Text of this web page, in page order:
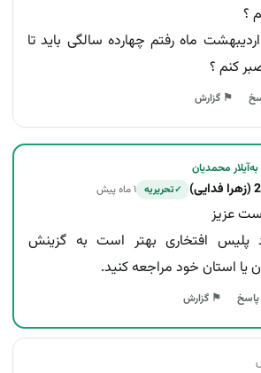
؟
ماه رفتم چهارده سالگی باید تا
کنم ؟
⚑ گزارش
آیلار محمدیان
✓تحریریه ۱ ماه پیش
عزیز
پلیس افتخاری بهتر است به گزینش
یا استان خود مراجعه کنید.
⚑ گزارش